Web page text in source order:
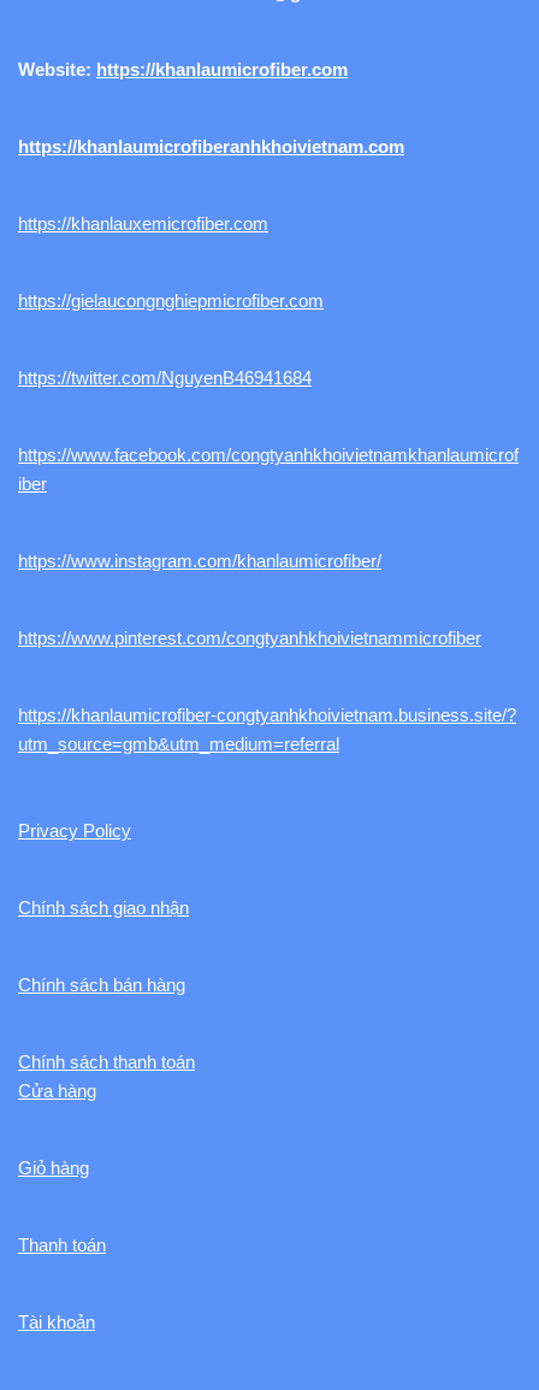
Website: https://khanlaumicrofiber.com
https://khanlaumicrofiberanhkhoivietnam.com
https://khanlauxemicrofiber.com
https://gielaucongnghiepmicrofiber.com
https://twitter.com/NguyenB46941684
https://www.facebook.com/congtyanhkhoivietnamkhanlaumicrof
iber
https://www.instagram.com/khanlaumicrofiber/
https://www.pinterest.com/congtyanhkhoivietnammicrofiber
https://khanlaumicrofiber-congtyanhkhoivietnam.business.site/?
utm_source=gmb&utm_medium=referral
Privacy Policy
Chính sách giao nhận
Chính sách bán hàng
Chính sách thanh toán
Cửa hàng
Giỏ hàng
Thanh toán
Tài khoản